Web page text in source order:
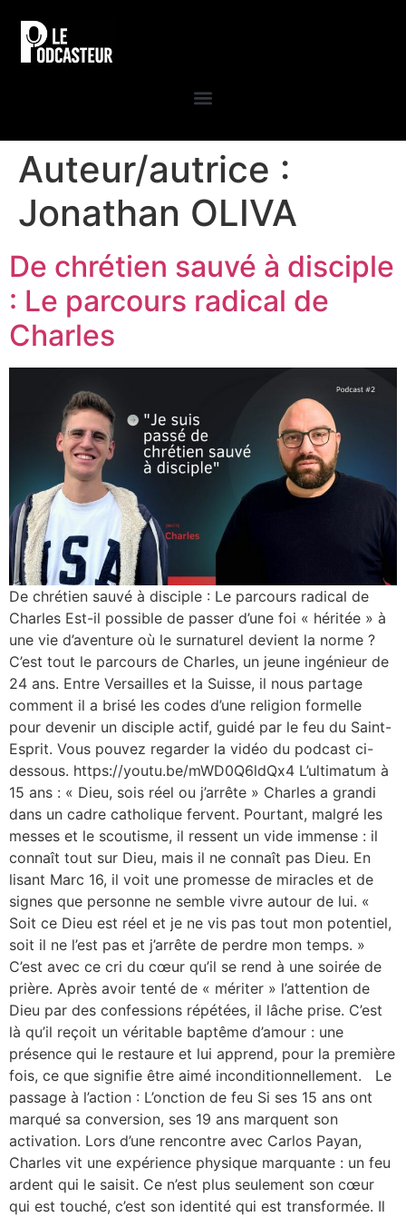
Auteur/autrice :
Jonathan OLIVA
De chrétien sauvé à disciple
: Le parcours radical de
Charles
De chrétien sauvé à disciple : Le parcours radical de
Charles Est-il possible de passer d’une foi « héritée » à
une vie d’aventure où le surnaturel devient la norme ?
C’est tout le parcours de Charles, un jeune ingénieur de
24 ans. Entre Versailles et la Suisse, il nous partage
comment il a brisé les codes d’une religion formelle
pour devenir un disciple actif, guidé par le feu du Saint-
Esprit. Vous pouvez regarder la vidéo du podcast ci-
dessous. https://youtu.be/mWD0Q6ldQx4 L’ultimatum à
15 ans : « Dieu, sois réel ou j’arrête » Charles a grandi
dans un cadre catholique fervent. Pourtant, malgré les
messes et le scoutisme, il ressent un vide immense : il
connaît tout sur Dieu, mais il ne connaît pas Dieu. En
lisant Marc 16, il voit une promesse de miracles et de
signes que personne ne semble vivre autour de lui. «
Soit ce Dieu est réel et je ne vis pas tout mon potentiel,
soit il ne l’est pas et j’arrête de perdre mon temps. »
C’est avec ce cri du cœur qu’il se rend à une soirée de
prière. Après avoir tenté de « mériter » l’attention de
Dieu par des confessions répétées, il lâche prise. C’est
là qu’il reçoit un véritable baptême d’amour : une
présence qui le restaure et lui apprend, pour la première
fois, ce que signifie être aimé inconditionnellement. Le
passage à l’action : L’onction de feu Si ses 15 ans ont
marqué sa conversion, ses 19 ans marquent son
activation. Lors d’une rencontre avec Carlos Payan,
Charles vit une expérience physique marquante : un feu
ardent qui le saisit. Ce n’est plus seulement son cœur
qui est touché, c’est son identité qui est transformée. Il